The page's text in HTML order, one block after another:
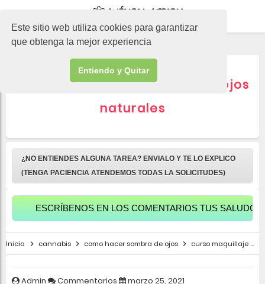
Este sitio web utiliza cookies para garantizar
que obtenga la mejor experiencia
Entiendo y Quitar
▷ Cómo hacer sombras de ojos
naturales
¿NO ENTIENDES ALGUNA TAREA? ENVIALO Y TE LO EXPLICO
(TENGA PACIENCIA ATENDEMOS TODAS LA SOLICITUDES)
ESCRÍBENOS EN LOS COMENTARIOS TUS SALUDOS PARA
Inicio cannabis como hacer sombra de ojos curso maquillaje
Admin Commentarios marzo 25, 2021